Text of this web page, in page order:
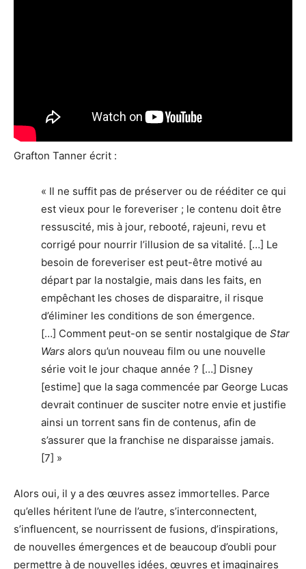
Grafton Tanner écrit :
« Il ne suffit pas de préserver ou de rééditer ce qui
est vieux pour le foreveriser ; le contenu doit être
ressuscité, mis à jour, rebooté, rajeuni, revu et
corrigé pour nourrir l’illusion de sa vitalité. […] Le
besoin de foreveriser est peut-être motivé au
départ par la nostalgie, mais dans les faits, en
empêchant les choses de disparaitre, il risque
d’éliminer les conditions de son émergence.
[…] Comment peut-on se sentir nostalgique de Star
Wars alors qu’un nouveau film ou une nouvelle
série voit le jour chaque année ? […] Disney
[estime] que la saga commencée par George Lucas
devrait continuer de susciter notre envie et justifie
ainsi un torrent sans fin de contenus, afin de
s’assurer que la franchise ne disparaisse jamais.
[7] »
Alors oui, il y a des œuvres assez immortelles. Parce
qu’elles héritent l’une de l’autre, s’interconnectent,
s’influencent, se nourrissent de fusions, d’inspirations,
de nouvelles émergences et de beaucoup d’oubli pour
permettre à de nouvelles idées, œuvres et imaginaires